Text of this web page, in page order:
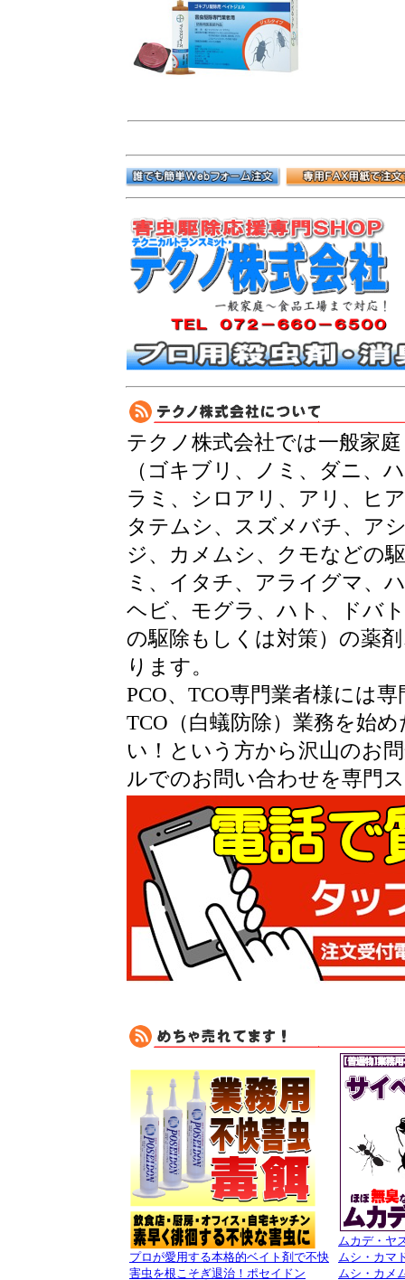
テクノ株式会社では一般家
（ゴキブリ、ノミ、ダニ、
ラミ、シロアリ、アリ、ヒ
タテムシ、スズメバチ、ア
ジ、カメムシ、クモなどの
ミ、イタチ、アライグマ、
ヘビ、モグラ、ハト、ドバ
の駆除もしくは対策）の薬
ります。
PCO、TCO専門業者様には
TCO（白蟻防除）業務を始
い！という方から沢山のお
ルでのお問い合わせを専門
プロが愛用する本格的ベイト剤で不快
害虫を根こそぎ退治！ポセイドン
ムカデ・ヤ
ムシ・カマ
ムシ・カメ